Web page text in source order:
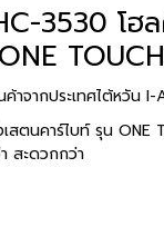
3530 โฮ
TOUCH
าจากประเทศไต้หวัน
สตนคาร์ไบท์ รุน ONE
สะดวกกว่า